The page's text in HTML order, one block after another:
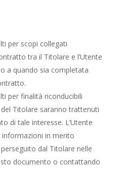
per scopi collegati
tra il Titolare e l’Utente
a quando sia completata
per finalità riconducibili
del Titolare saranno trattenuti
di tale interesse. L’Utente
in merito
dal Titolare nelle
documento o contattando